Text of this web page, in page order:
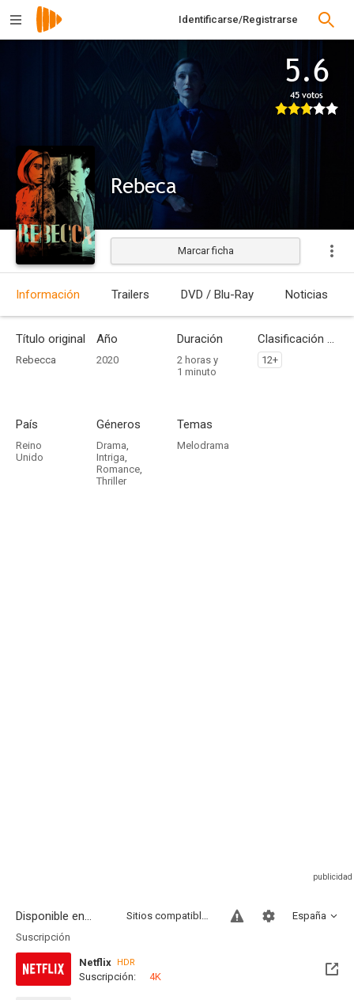
Identificarse/Registrarse
5.6
45 votos
Rebeca
Estrenada
Marcar ficha
Información Trailers DVD / Blu-Ray Noticias
Título original
Rebecca
Año
2020
Duración
2 horas y
1 minuto
Clasificación por edades
12+
País
Reino
Unido
Géneros
Drama,
Intriga,
Romance,
Thriller
Temas
Melodrama
Disponible en... España
Sitios compatibles
Suscripción
Netflix HDR
Suscripción: 4K